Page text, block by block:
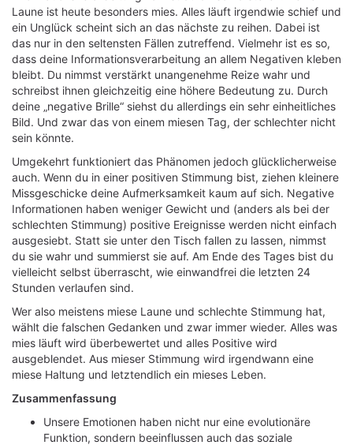
Laune ist heute besonders mies. Alles läuft irgendwie schief und
ein Unglück scheint sich an das nächste zu reihen. Dabei ist
das nur in den seltensten Fällen zutreffend. Vielmehr ist es so,
dass deine Informationsverarbeitung an allem Negativen kleben
bleibt. Du nimmst verstärkt unangenehme Reize wahr und
schreibst ihnen gleichzeitig eine höhere Bedeutung zu. Durch
deine „negative Brille“ siehst du allerdings ein sehr einheitliches
Bild. Und zwar das von einem miesen Tag, der schlechter nicht
sein könnte.
Umgekehrt funktioniert das Phänomen jedoch glücklicherweise
auch. Wenn du in einer positiven Stimmung bist, ziehen kleinere
Missgeschicke deine Aufmerksamkeit kaum auf sich. Negative
Informationen haben weniger Gewicht und (anders als bei der
schlechten Stimmung) positive Ereignisse werden nicht einfach
ausgesiebt. Statt sie unter den Tisch fallen zu lassen, nimmst
du sie wahr und summierst sie auf. Am Ende des Tages bist du
vielleicht selbst überrascht, wie einwandfrei die letzten 24
Stunden verlaufen sind.
Wer also meistens miese Laune und schlechte Stimmung hat,
wählt die falschen Gedanken und zwar immer wieder. Alles was
mies läuft wird überbewertet und alles Positive wird
ausgeblendet. Aus mieser Stimmung wird irgendwann eine
miese Haltung und letztendlich ein mieses Leben.
Zusammenfassung
Unsere Emotionen haben nicht nur eine evolutionäre
Funktion, sondern beeinflussen auch das soziale